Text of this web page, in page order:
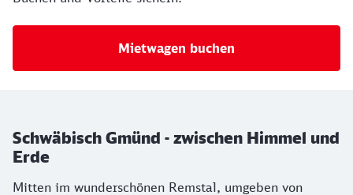
Mietwagen buchen
Schwäbisch Gmünd - zwischen Himmel und
Erde
Mitten im wunderschönen Remstal, umgeben von